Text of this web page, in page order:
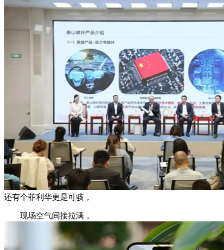
还有个菲利华更是可骇，
现场空气间接拉满，